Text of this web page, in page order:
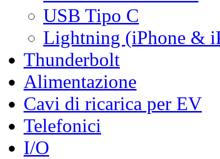
USB Tipo C
Lightning (iPhone &
Thunderbolt
Alimentazione
Cavi di ricarica per EV
Telefonici
I/O